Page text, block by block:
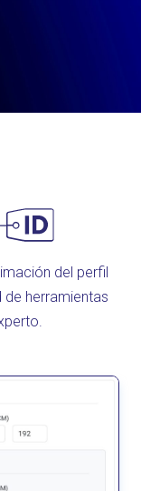
del perfil
herramientas